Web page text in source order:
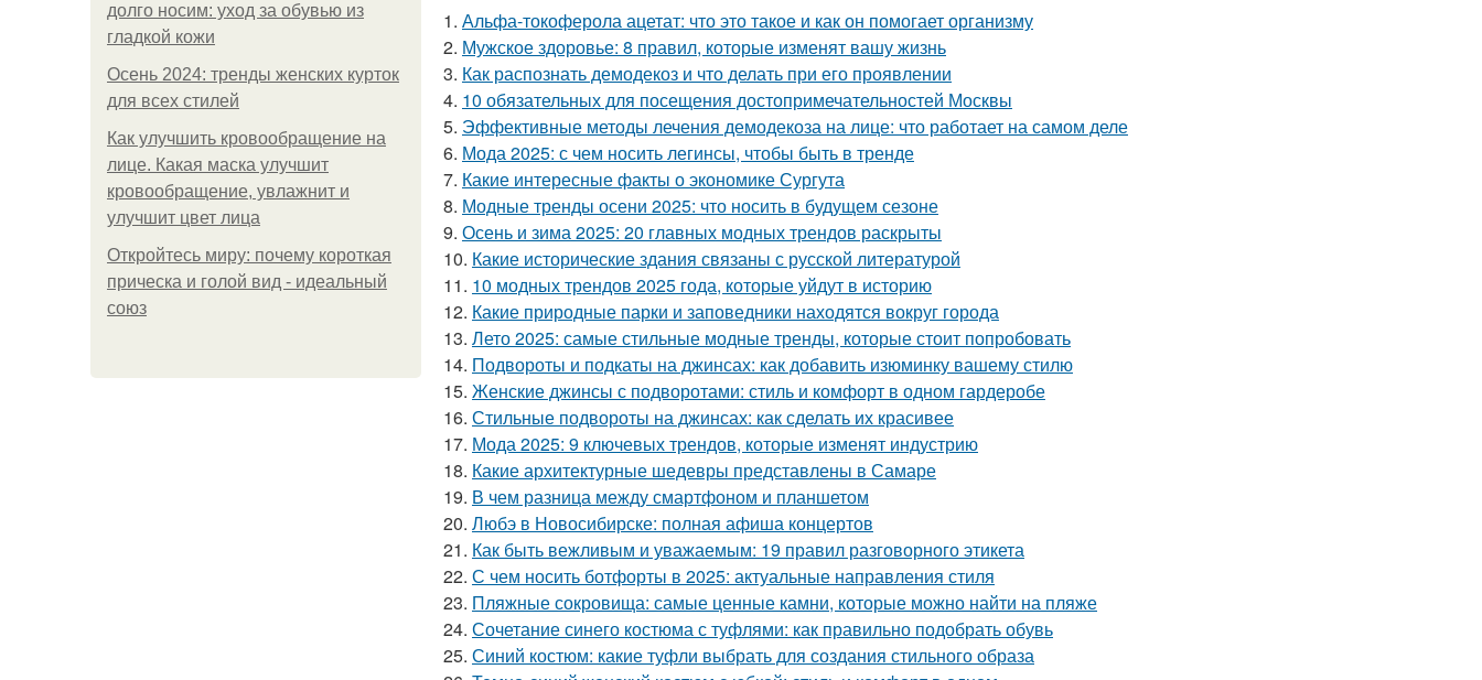
долго носим: уход за обувью из
гладкой кожи
Осень 2024: тренды женских курток
для всех стилей
Как улучшить кровообращение на
лице. Какая маска улучшит
кровообращение, увлажнит и
улучшит цвет лица
Откройтесь миру: почему короткая
прическа и голой вид - идеальный
союз
1. Альфа-токоферола ацетат: что это такое и как он помогает организму
2. Мужское здоровье: 8 правил, которые изменят вашу жизнь
3. Как распознать демодекоз и что делать при его проявлении
4. 10 обязательных для посещения достопримечательностей Москвы
5. Эффективные методы лечения демодекоза на лице: что работает на самом деле
6. Мода 2025: с чем носить легинсы, чтобы быть в тренде
7. Какие интересные факты о экономике Сургута
8. Модные тренды осени 2025: что носить в будущем сезоне
9. Осень и зима 2025: 20 главных модных трендов раскрыты
10. Какие исторические здания связаны с русской литературой
11. 10 модных трендов 2025 года, которые уйдут в историю
12. Какие природные парки и заповедники находятся вокруг города
13. Лето 2025: самые стильные модные тренды, которые стоит попробовать
14. Подвороты и подкаты на джинсах: как добавить изюминку вашему стилю
15. Женские джинсы с подворотами: стиль и комфорт в одном гардеробе
16. Стильные подвороты на джинсах: как сделать их красивее
17. Мода 2025: 9 ключевых трендов, которые изменят индустрию
18. Какие архитектурные шедевры представлены в Самаре
19. В чем разница между смартфоном и планшетом
20. Любэ в Новосибирске: полная афиша концертов
21. Как быть вежливым и уважаемым: 19 правил разговорного этикета
22. С чем носить ботфорты в 2025: актуальные направления стиля
23. Пляжные сокровища: самые ценные камни, которые можно найти на пляже
24. Сочетание синего костюма с туфлями: как правильно подобрать обувь
25. Синий костюм: какие туфли выбрать для создания стильного образа